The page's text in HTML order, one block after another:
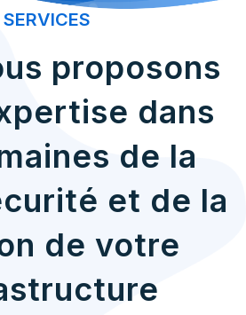
SERVICES
proposons
dans
de la
et de la
de votre